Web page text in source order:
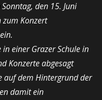
den 15. Juni
Konzert
einer Grazer Schule in
Konzerte abgesagt
auf dem Hintergrund der
damit ein